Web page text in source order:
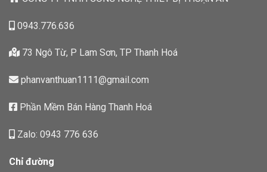
0943.776.636
73 Ngô Từ, P Lam Sơn, TP Thanh Hoá
phanvanthuan1111@gmail.com
Phần Mềm Bán Hàng Thanh Hoá
Zalo: 0943 776 636
Chỉ đường